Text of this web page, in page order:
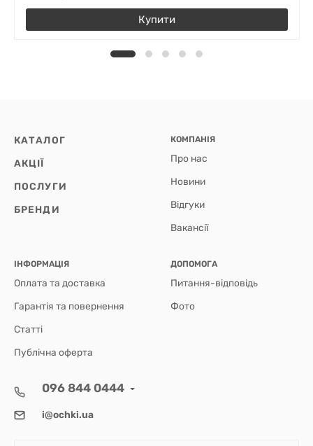
Купити
КАТАЛОГ
АКЦІЇ
ПОСЛУГИ
БРЕНДИ
КОМПАНІЯ
Про нас
Новини
Відгуки
Вакансії
ІНФОРМАЦІЯ
Оплата та доставка
Гарантія та повернення
Статті
Публічна оферта
ДОПОМОГА
Питання-відповідь
Фото
096 844 0444
i@ochki.ua